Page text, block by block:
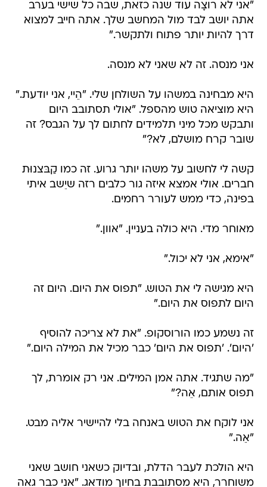
"אני לא רוצָה עוד שנה כזאת, שבה כל שישי בערב
אתה יושב לבד מול המחשב שלך. אתה חייב למצוא
דרך להיות יותר פתוח ולתקשר."
אני מנסה. זה לא שאני לא מנסה.
היא מבחינה במשהו על השולחן שלי. "הֵיי, אני יודעת."
היא מוציאה טוש מהספל. "אולי תסתובב היום
ותבקש מכל מיני תלמידים לחתום לך על הגבס? זה
שובר קרח מושלם, לא?"
קשה לי לחשוב על משהו יותר גרוע. זה כמו קַבּצנוּת
חברים. אולי אמצא איזה גור כלבים רזה שיֵשב איתי
בפינה, כדי ממש לעורר רחמים.
מאוחר מדי. היא כולה בעניין. "אוון."
"אימא, אני לא יכול."
היא מגישה לי את הטוש. "תפוס את היום. היום זה
היום לתפוס את היום."
זה נשמע כמו הורוסקופ. "את לא צריכה להוסיף
'היום'. 'תפוס את היום' כבר מכיל את המילה היום."
"מה שתגיד. אתה אמן המילים. אני רק אומרת, לך
תפוס אותם, אֵה?"
אני לוקח את הטוש באנחה בלי להיישיר אליה מבט.
"אֵה."
היא הולכת לעבר הדלת, ובדיוק כשאני חושב שאני
משוחרר, היא מסתובבת בחיוך מודאג. "אני כבר גאה